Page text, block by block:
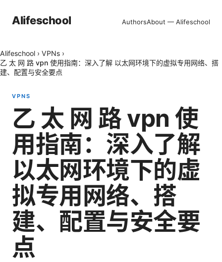
Alifeschool AuthorsAbout — Alifeschool
Alifeschool › VPNs ›
乙 太 网 路 vpn 使用指南：深入了解 以太网环境下的虚拟专用网络、搭
建、配置与安全要点
VPNS
乙 太 网 路 vpn 使
用指南：深入了解
以太网环境下的虚
拟专用网络、搭
建、配置与安全要
点